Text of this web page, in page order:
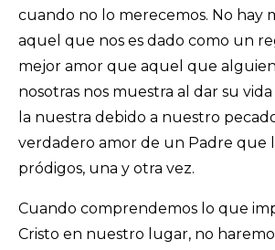
cuando no lo merecemos. No hay
aquel que nos es dado como un
mejor amor que aquel que
nosotras nos muestra al dar su
la nuestra debido a nuestro
verdadero amor de un Padre que
pródigos, una y otra vez.
Cuando comprendemos lo que
Cristo en nuestro lugar, no